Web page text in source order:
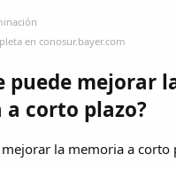
en conosur.bayer.com
puede mejorar
corto plazo?
mejorar la memoria a corto